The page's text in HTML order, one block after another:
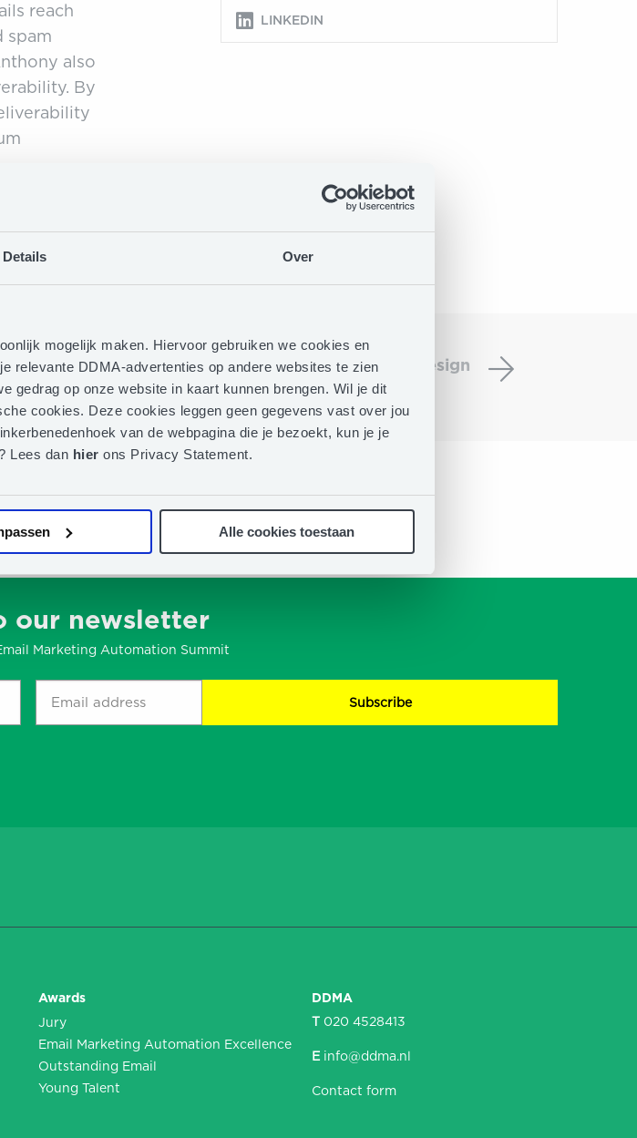
Details Over
mogelijk maken. Hiervoor gebruiken we cookies en
relevante DDMA-advertenties op andere websites te zien
gedrag op onze website in kaart kunnen brengen. Wil je dit
cookies. Deze cookies leggen geen gegevens vast over jou
van de webpagina die je bezoekt, kun je je
Lees dan hier ons Privacy Statement.
Alle cookies toestaan
reach
spam
also
By
LINKEDIN
EMAS
Verdieping: DDMA EMAS Award ’23 Design
our newsletter
Marketing Automation Summit
Awards
Jury
Email Marketing Automation Excellence
Outstanding Email
Young Talent
DDMA
T 020 4528413
E info@ddma.nl
Contact form